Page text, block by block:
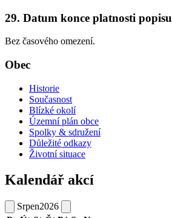
29. Datum konce platnosti popisu
Bez časového omezení.
Obec
Historie
Současnost
Blízké okolí
Územní plán obce
Spolky & sdružení
Důležité odkazy
Životní situace
Kalendář akcí
Srpen2026